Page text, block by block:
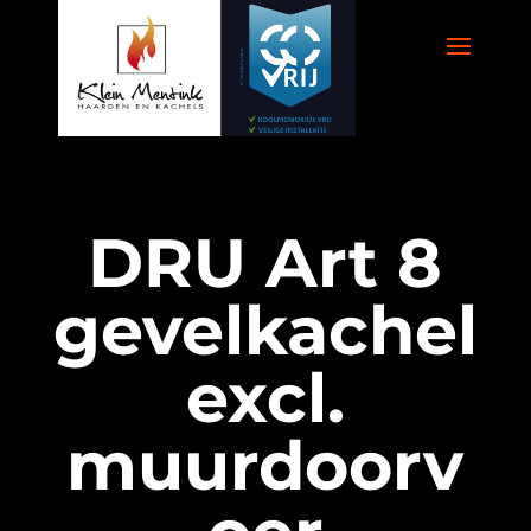
DRU Art 8
gevelkachel
excl.
muurdoorv